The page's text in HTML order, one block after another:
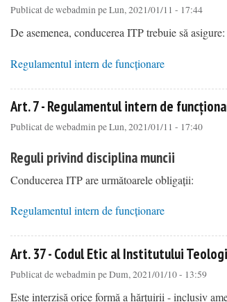
Publicat dewebadminpe Lun, 2021/01/11 - 17:44
De asemenea, conducerea ITP trebuie să asigure:
Regulamentul intern de funcționare
Art. 7 - Regulamentul intern de
Publicat dewebadminpe Lun, 2021/01/11 - 17:40
Reguli privind disciplina muncii
Conducerea ITP are următoarele obligații:
Regulamentul intern de funcționare
Art. 37 - Codul Etic al Institutului
Publicat dewebadminpe Dum, 2021/01/10 - 13:59
Este interzisă orice formă a hărțuirii - inclusiv